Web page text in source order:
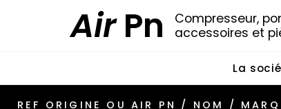
AirPn
Compresseur,
accessoires et
La